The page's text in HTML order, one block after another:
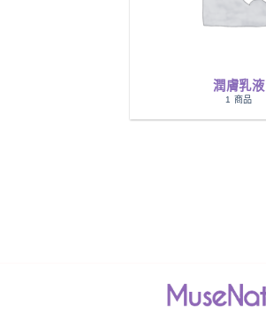
潤膚乳液
1 商品